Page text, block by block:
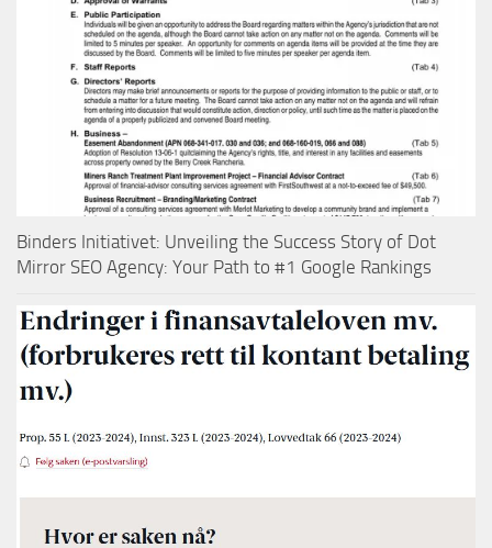
Binders Initiativet: Unveiling the Success Story of Dot
Mirror SEO Agency: Your Path to #1 Google Rankings